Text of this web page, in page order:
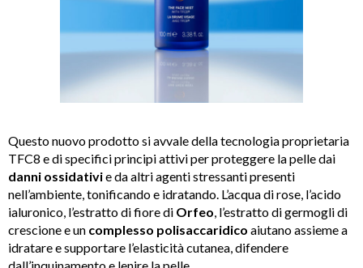
Questo nuovo prodottosi avvale della tecnologia proprietaria
TFC8 e di specifici principi attivi per proteggere la pelle dai
danni ossidativie da altri agenti stressanti presenti
nell’ambiente, tonificando e idratando. L’acqua di rose, l’acido
ialuronico, l’estratto di fiore di Orfeo, l’estratto di germogli di
crescione e un complesso polisaccaridico aiutano assieme a
idratare e supportare l’elasticità cutanea, difendere